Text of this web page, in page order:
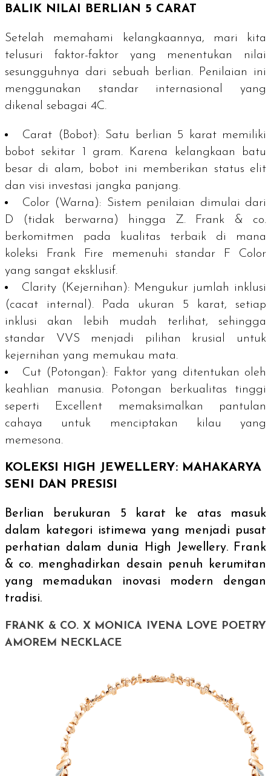
BALIK NILAI BERLIAN 5 CARAT
Setelah memahami kelangkaannya, mari kita
telusuri faktor-faktor yang menentukan nilai
sesungguhnya dari sebuah berlian. Penilaian ini
menggunakan standar internasional yang
dikenal sebagai 4C.
Carat (Bobot): Satu berlian 5 karat memiliki
bobot sekitar 1 gram. Karena kelangkaan batu
besar di alam, bobot ini memberikan status elit
dan visi investasi jangka panjang.
Color (Warna): Sistem penilaian dimulai dari
D (tidak berwarna) hingga Z. Frank & co.
berkomitmen pada kualitas terbaik di mana
koleksi
Frank Fire memenuhi standar F Color
yang sangat eksklusif.
Clarity (Kejernihan): Mengukur jumlah inklusi
(cacat internal). Pada ukuran 5 karat, setiap
inklusi akan lebih mudah terlihat, sehingga
standar
VVS menjadi pilihan krusial untuk
kejernihan yang memukau mata.
Cut (Potongan): Faktor yang ditentukan oleh
keahlian manusia. Potongan berkualitas tinggi
seperti Excellent memaksimalkan pantulan
cahaya untuk menciptakan kilau yang
memesona.
KOLEKSI HIGH JEWELLERY: MAHAKARYA
SENI DAN PRESISI
Berlian berukuran 5 karat ke atas masuk
dalam kategori istimewa yang menjadi pusat
perhatian dalam dunia
High Jewellery. Frank
& co. menghadirkan desain penuh kerumitan
yang memadukan inovasi modern dengan
tradisi.
FRANK & CO. X MONICA IVENA LOVE POETRY
AMOREM NECKLACE